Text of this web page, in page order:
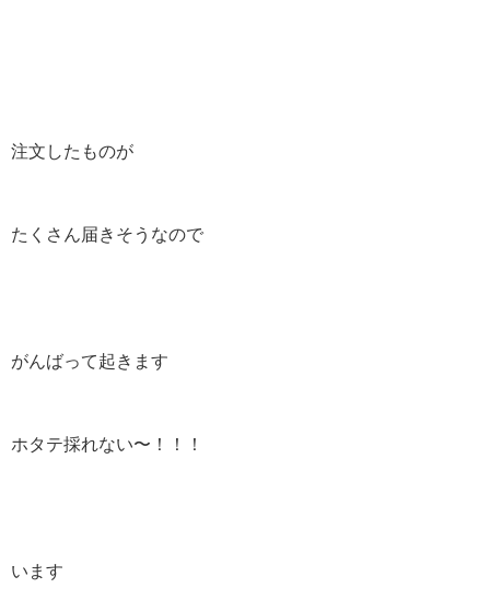
注文したものが
たくさん届きそうなので
がんばって起きます
ホタテ採れない〜！！！
います